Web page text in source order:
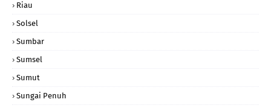
Riau
Solsel
Sumbar
Sumsel
Sumut
Sungai Penuh